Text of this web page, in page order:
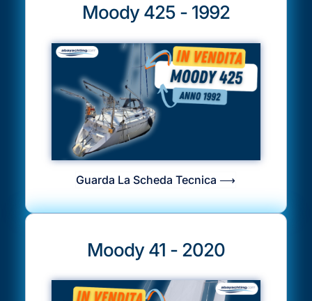
Moody 425 - 1992
Guarda La Scheda Tecnica ⟶
Moody 41 - 2020